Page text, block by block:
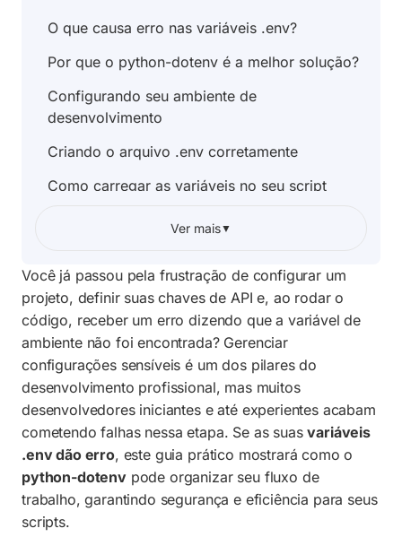
Você já passou pela frustração de configurar um
projeto, definir suas chaves de API e, ao rodar o
código, receber um erro dizendo que a variável de
ambiente não foi encontrada? Gerenciar
configurações sensíveis é um dos pilares do
desenvolvimento profissional, mas muitos
desenvolvedores iniciantes e até experientes acabam
cometendo falhas nessa etapa. Se as suasvariáveis
.env dão erro, este guia prático mostrará como o
python-dotenvpode organizar seu fluxo de
trabalho, garantindo segurança e eficiência para seus
scripts.
O que causa erro nas variáveis .env?
Por que o python-dotenv é a melhor solução?
Configurando seu ambiente de
desenvolvimento
Criando o arquivo .env corretamente
Como carregar as variáveis no seu script
Tratando erros de carregamento e valores
Uso prático: Protegendo chaves de API
Diferença entre Variáveis de Sistema e .env
Código Completo do Projeto
Perguntas Frequentes
Ver mais▼